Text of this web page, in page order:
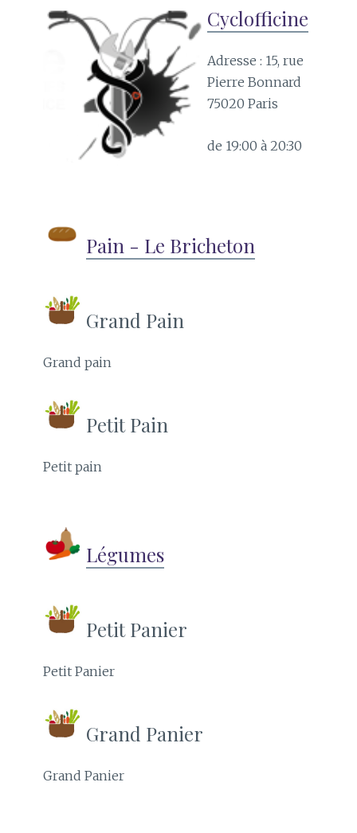
Cyclofficine
Adresse : 15, rue
Pierre Bonnard
75020 Paris
de 19:00 à 20:30
Pain - Le Bricheton
Grand Pain
Grand pain
Petit Pain
Petit pain
Légumes
Petit Panier
Petit Panier
Grand Panier
Grand Panier